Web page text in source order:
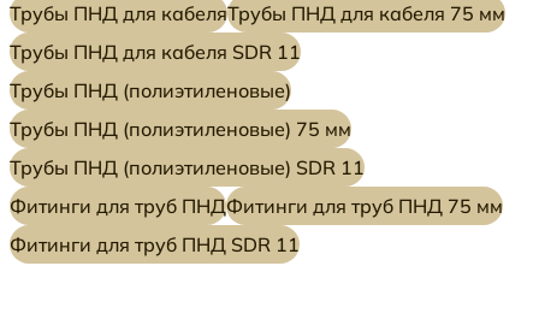
Трубы ПНД для кабеляТрубы ПНД для кабеля 75 мм
Трубы ПНД для кабеля SDR 11
Трубы ПНД (полиэтиленовые)
Трубы ПНД (полиэтиленовые) 75 мм
Трубы ПНД (полиэтиленовые) SDR 11
Фитинги для труб ПНДФитинги для труб ПНД 75 мм
Фитинги для труб ПНД SDR 11